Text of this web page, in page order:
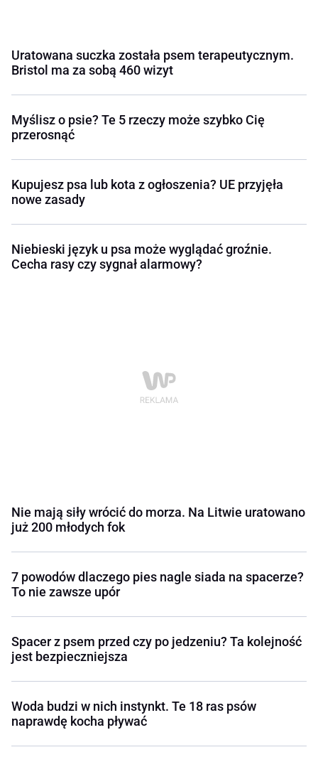
Uratowana suczka została psem terapeutycznym.
Bristol ma za sobą 460 wizyt
Myślisz o psie? Te 5 rzeczy może szybko Cię
przerosnąć
Kupujesz psa lub kota z ogłoszenia? UE przyjęła
nowe zasady
Niebieski język u psa może wyglądać groźnie.
Cecha rasy czy sygnał alarmowy?
Nie mają siły wrócić do morza. Na Litwie uratowano
już 200 młodych fok
7 powodów dlaczego pies nagle siada na spacerze?
To nie zawsze upór
Spacer z psem przed czy po jedzeniu? Ta kolejność
jest bezpieczniejsza
Woda budzi w nich instynkt. Te 18 ras psów
naprawdę kocha pływać